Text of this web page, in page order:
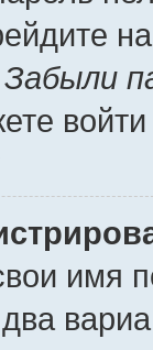
Забыли
имя